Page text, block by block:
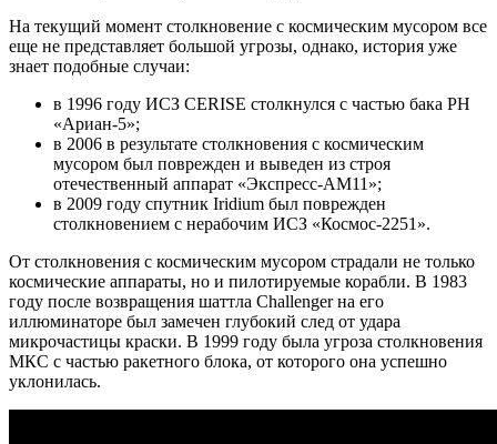
На текущий момент столкновение с космическим мусором все
еще не представляет большой угрозы, однако, история уже
знает подобные случаи:
в 1996 году ИСЗ CERISE столкнулся с частью бака РН
«Ариан-5»;
в 2006 в результате столкновения с космическим
мусором был поврежден и выведен из строя
отечественный аппарат «Экспресс-АМ11»;
в 2009 году спутник Iridium был поврежден
столкновением с нерабочим ИСЗ «Космос-2251».
От столкновения с космическим мусором страдали не только
космические аппараты, но и пилотируемые корабли. В 1983
году после возвращения шаттла Challenger на его
иллюминаторе был замечен глубокий след от удара
микрочастицы краски. В 1999 году была угроза столкновения
МКС с частью ракетного блока, от которого она успешно
уклонилась.